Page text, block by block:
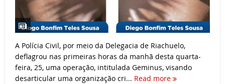
A Polícia Civil, por meio da Delegacia de Riachuelo,
deflagrou nas primeiras horas da manhã desta quarta-
feira, 25, uma operação, intitulada Geminus, visando
desarticular uma organização cri... Read more